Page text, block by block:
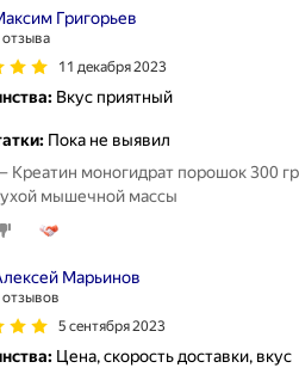
Григорьев
отзыва
11 декабря 2023
Вкус приятный
Пока не выявил
Креатин моногидрат порошок 300
мышечной массы
Марьинов
отзывов
5 сентября 2023
Цена, скорость доставки, вкус